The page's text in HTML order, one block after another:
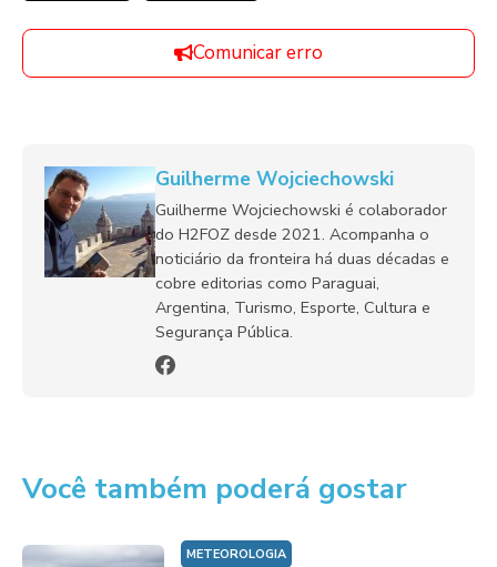
Comunicar erro
Guilherme Wojciechowski
Guilherme Wojciechowski é colaborador
do H2FOZ desde 2021. Acompanha o
noticiário da fronteira há duas décadas e
cobre editorias como Paraguai,
Argentina, Turismo, Esporte, Cultura e
Segurança Pública.
Você também poderá gostar
METEOROLOGIA